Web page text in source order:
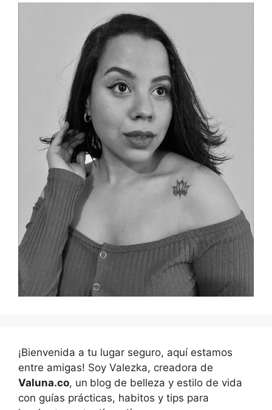
¡Bienvenida a tu lugar seguro, aquí estamos
entre amigas! Soy Valezka, creadora de
Valuna.co, un blog de belleza y estilo de vida
con guías prácticas, habitos y tips para